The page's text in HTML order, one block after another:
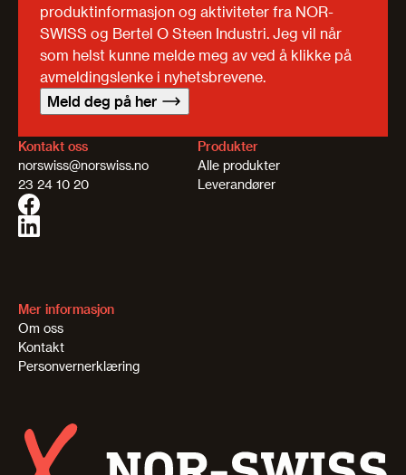
produktinformasjon og aktiviteter fra NOR-
SWISS og Bertel O Steen Industri. Jeg vil når
som helst kunne melde meg av ved å klikke på
avmeldingslenke i nyhetsbrevene.
Meld deg på her
Kontakt oss
norswiss@norswiss.no
23 24 10 20
Produkter
Alle produkter
Leverandører
Mer informasjon
Om oss
Kontakt
Personvernerklæring